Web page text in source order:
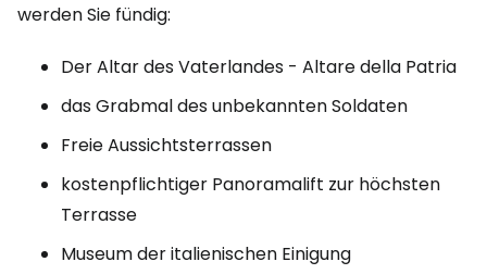
werden Sie fündig:
Der Altar des Vaterlandes - Altare della Patria
das Grabmal des unbekannten Soldaten
Freie Aussichtsterrassen
kostenpflichtiger Panoramalift zur höchsten
Terrasse
Museum der italienischen Einigung